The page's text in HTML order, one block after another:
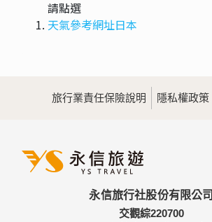
請點選
天氣參考網址日本
旅行業責任保險說明 隱私權政策
永信旅行社股份有限公司
交觀綜220700